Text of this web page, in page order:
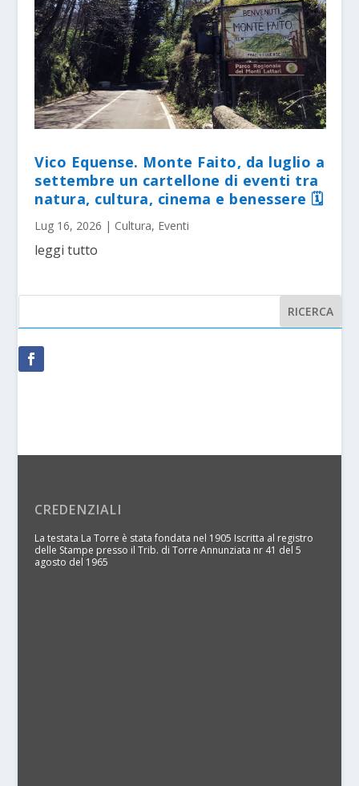
Vico Equense. Monte Faito, da luglio a
settembre un cartellone di eventi tra
natura, cultura, cinema e benessere 🗓
Lug 16, 2026 | Cultura, Eventi
leggi tutto
CREDENZIALI
La testata La Torre è stata fondata nel 1905 Iscritta al registro
delle Stampe presso il Trib. di Torre Annunziata nr 41 del 5
agosto del 1965